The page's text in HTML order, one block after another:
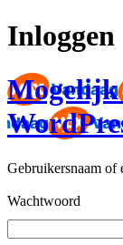
Inloggen
Mogelijk
Gebruikersnaam of
Wachtwoord